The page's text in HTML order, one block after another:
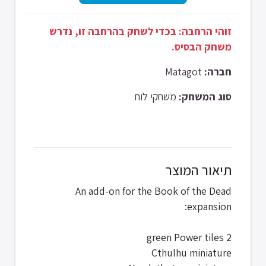
זוהי הרחבה: בכדי לשחק בהרחבה זו, נדרש
משחק הבסיס.
חברה:
סוג המשחק: משחקי לוח
תיאור המוצר
An add-on for the Book of the Dead
expansion:
2 green Power tiles
Cthulhu miniature